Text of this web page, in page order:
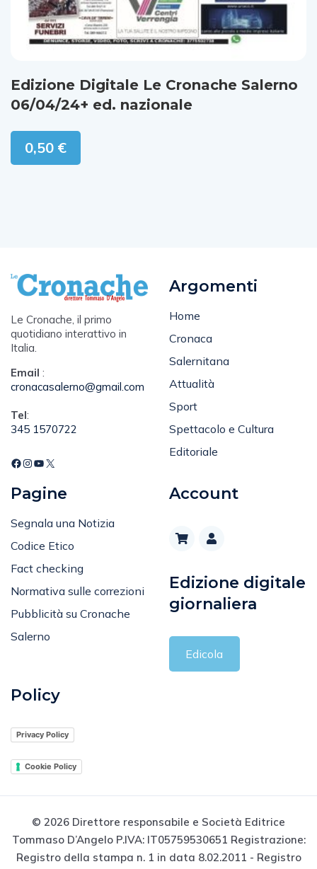
Edizione Digitale Le Cronache Salerno
06/04/24+ ed. nazionale
0,50 €
Le Cronache, il primo
quotidiano interattivo in
Italia.
Email :
cronacasalerno@gmail.com
Tel:
345 1570722
Argomenti
Home
Cronaca
Salernitana
Attualità
Sport
Spettacolo e Cultura
Editoriale
Pagine
Segnala una Notizia
Codice Etico
Fact checking
Normativa sulle correzioni
Pubblicità su Cronache
Salerno
Account
Edizione digitale
giornaliera
Edicola
Policy
Privacy Policy
Cookie Policy
© 2026 Direttore responsabile e Società Editrice
Tommaso D’Angelo P.IVA: IT05759530651 Registrazione:
Registro della stampa n. 1 in data 8.02.2011 - Registro